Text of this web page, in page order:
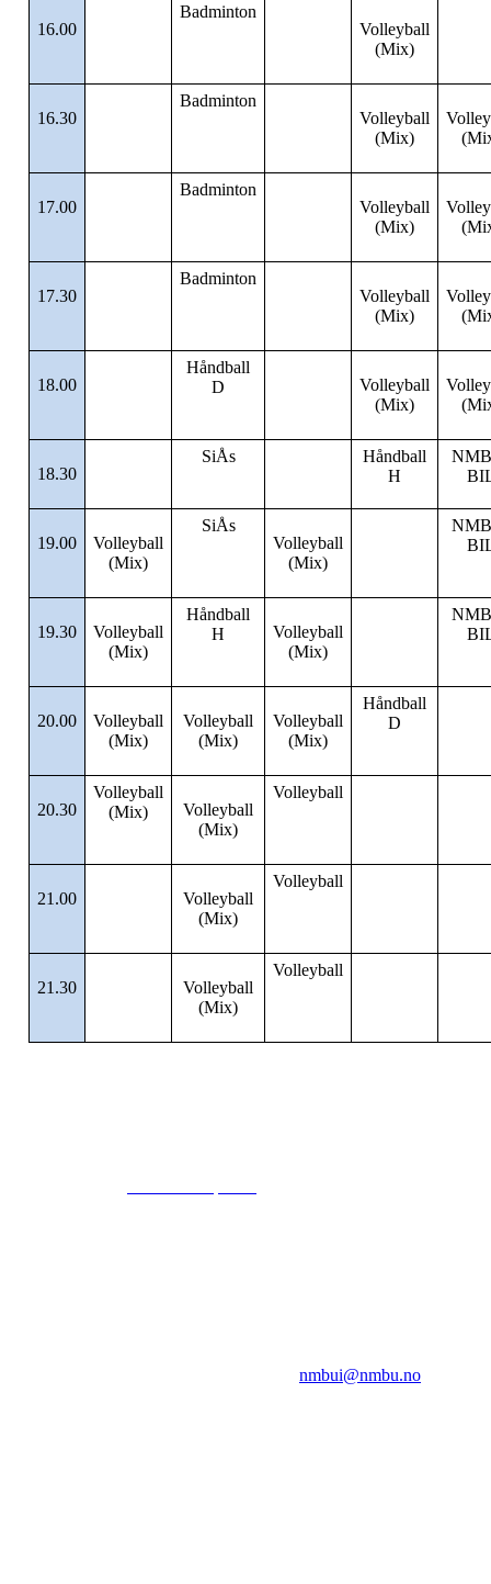
16.00
Badminton
Volleyball
(Mix)
16.30
Badminton
Volleyball
(Mix)
17.00
Badminton
Volleyball
(Mix)
17.30
Badminton
Volleyball
(Mix)
18.00
Håndball
D
Volleyball
(Mix)
18.30
SiÅs
Håndball
H
19.00
Volleyball
(Mix)
SiÅs
Volleyball
(Mix)
19.30
Volleyball
(Mix)
Håndball
H
Volleyball
(Mix)
20.00
Volleyball
(Mix)
Volleyball
(Mix)
Volleyball
(Mix)
Håndball
D
20.30
Volleyball
(Mix)
Volleyball
(Mix)
Volleyball
21.00
Volleyball
(Mix)
Volleyball
21.30
Volleyball
(Mix)
Volleyball
nmbui@nmbu.no